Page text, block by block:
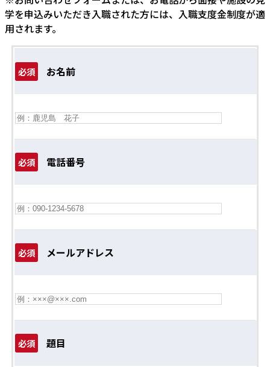
学を申込みいただき入職された方には、入職支度金制度が適
用されます。
必須 お名前
必須 電話番号
必須 メールアドレス
必須 題目